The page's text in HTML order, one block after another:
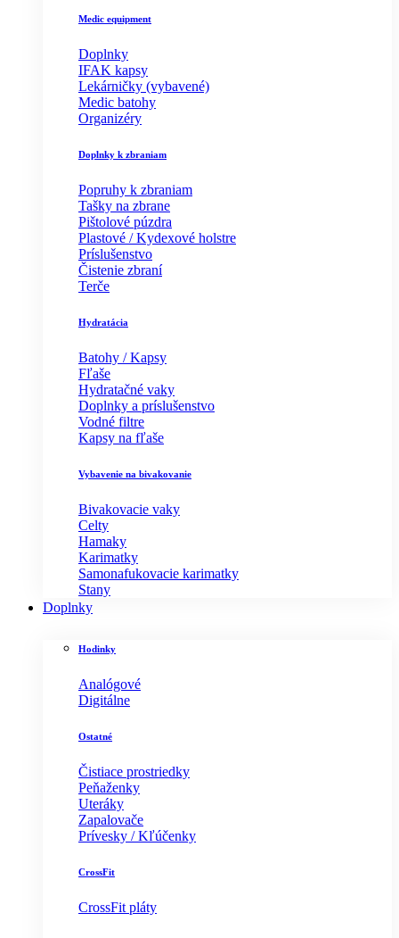
Medic equipment
Doplnky
IFAK kapsy
Lekárničky (vybavené)
Medic batohy
Organizéry
Doplnky k zbraniam
Popruhy k zbraniam
Tašky na zbrane
Pištolové púzdra
Plastové / Kydexové holstre
Príslušenstvo
Čistenie zbraní
Terče
Hydratácia
Batohy / Kapsy
Fľaše
Hydratačné vaky
Doplnky a príslušenstvo
Vodné filtre
Kapsy na fľaše
Vybavenie na bivakovanie
Bivakovacie vaky
Celty
Hamaky
Karimatky
Samonafukovacie karimatky
Stany
Doplnky
Hodinky
Analógové
Digitálne
Ostatné
Čistiace prostriedky
Peňaženky
Uteráky
Zapalovače
Prívesky / Kľúčenky
CrossFit
CrossFit pláty